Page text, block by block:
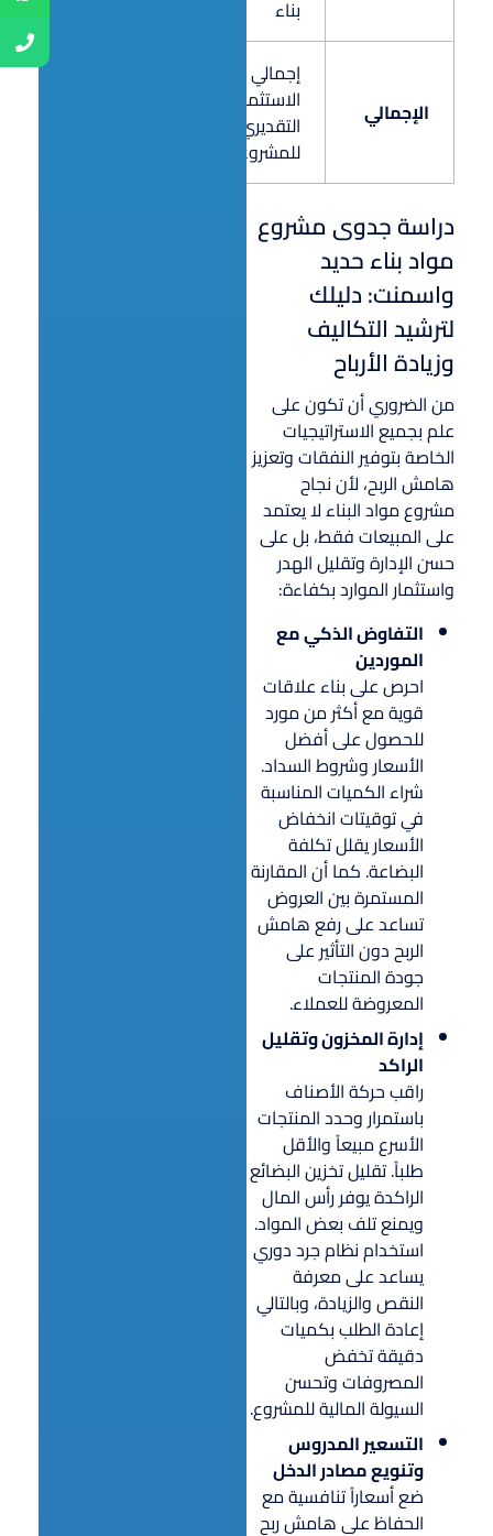
بناء
الإجمالي
إجمالي
الاستثمار
التقديري
للمشروع
دراسة جدوى مشروع
مواد بناء حديد
واسمنت: دليلك
لترشيد التكاليف
وزيادة الأرباح
من الضروري أن تكون على
علم بجميع الاستراتيجيات
الخاصة بتوفير النفقات وتعزيز
هامش الربح، لأن نجاح
مشروع مواد البناء لا يعتمد
على المبيعات فقط، بل على
حسن الإدارة وتقليل الهدر
واستثمار الموارد بكفاءة:
التفاوض الذكي مع
الموردين
احرص على بناء علاقات
قوية مع أكثر من مورد
للحصول على أفضل
الأسعار وشروط السداد.
شراء الكميات المناسبة
في توقيتات انخفاض
الأسعار يقلل تكلفة
البضاعة. كما أن المقارنة
المستمرة بين العروض
تساعد على رفع هامش
الربح دون التأثير على
جودة المنتجات
المعروضة للعملاء.
إدارة المخزون وتقليل
الراكد
راقب حركة الأصناف
باستمرار وحدد المنتجات
الأسرع مبيعاً والأقل
طلباً. تقليل تخزين البضائع
الراكدة يوفر رأس المال
ويمنع تلف بعض المواد.
استخدام نظام جرد دوري
يساعد على معرفة
النقص والزيادة، وبالتالي
إعادة الطلب بكميات
دقيقة تخفض
المصروفات وتحسن
السيولة المالية للمشروع.
التسعير المدروس
وتنويع مصادر الدخل
ضع أسعاراً تنافسية مع
الحفاظ على هامش ربح